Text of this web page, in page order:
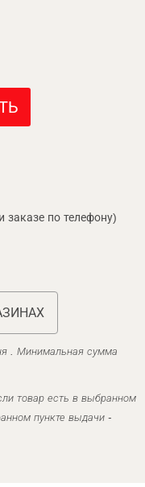
по телефону)
. Минимальная сумма
товар есть в выбранном
пункте выдачи -